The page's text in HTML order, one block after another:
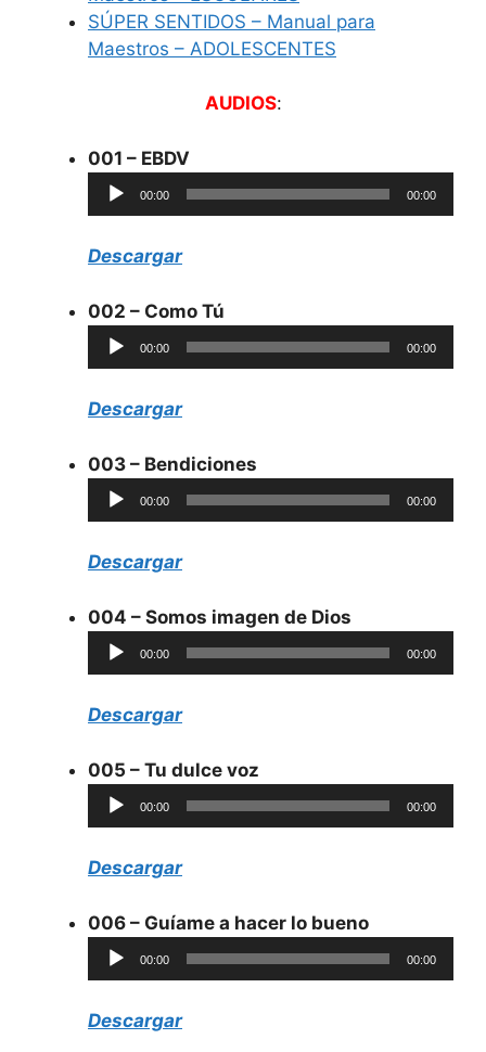
SÚPER SENTIDOS – Manual para
Maestros – ADOLESCENTES
AUDIOS:
001 – EBDV
Reproductor
de
00:00 00:00
Descargar
002 – Como Tú
Reproductor
de
00:00 00:00
Descargar
003 – Bendiciones
Reproductor
de
00:00 00:00
Descargar
004 – Somos imagen de Dios
Reproductor
de
00:00 00:00
Descargar
005 – Tu dulce voz
Reproductor
de
00:00 00:00
Descargar
006 – Guíame a hacer lo bueno
Reproductor
de
00:00 00:00
Descargar